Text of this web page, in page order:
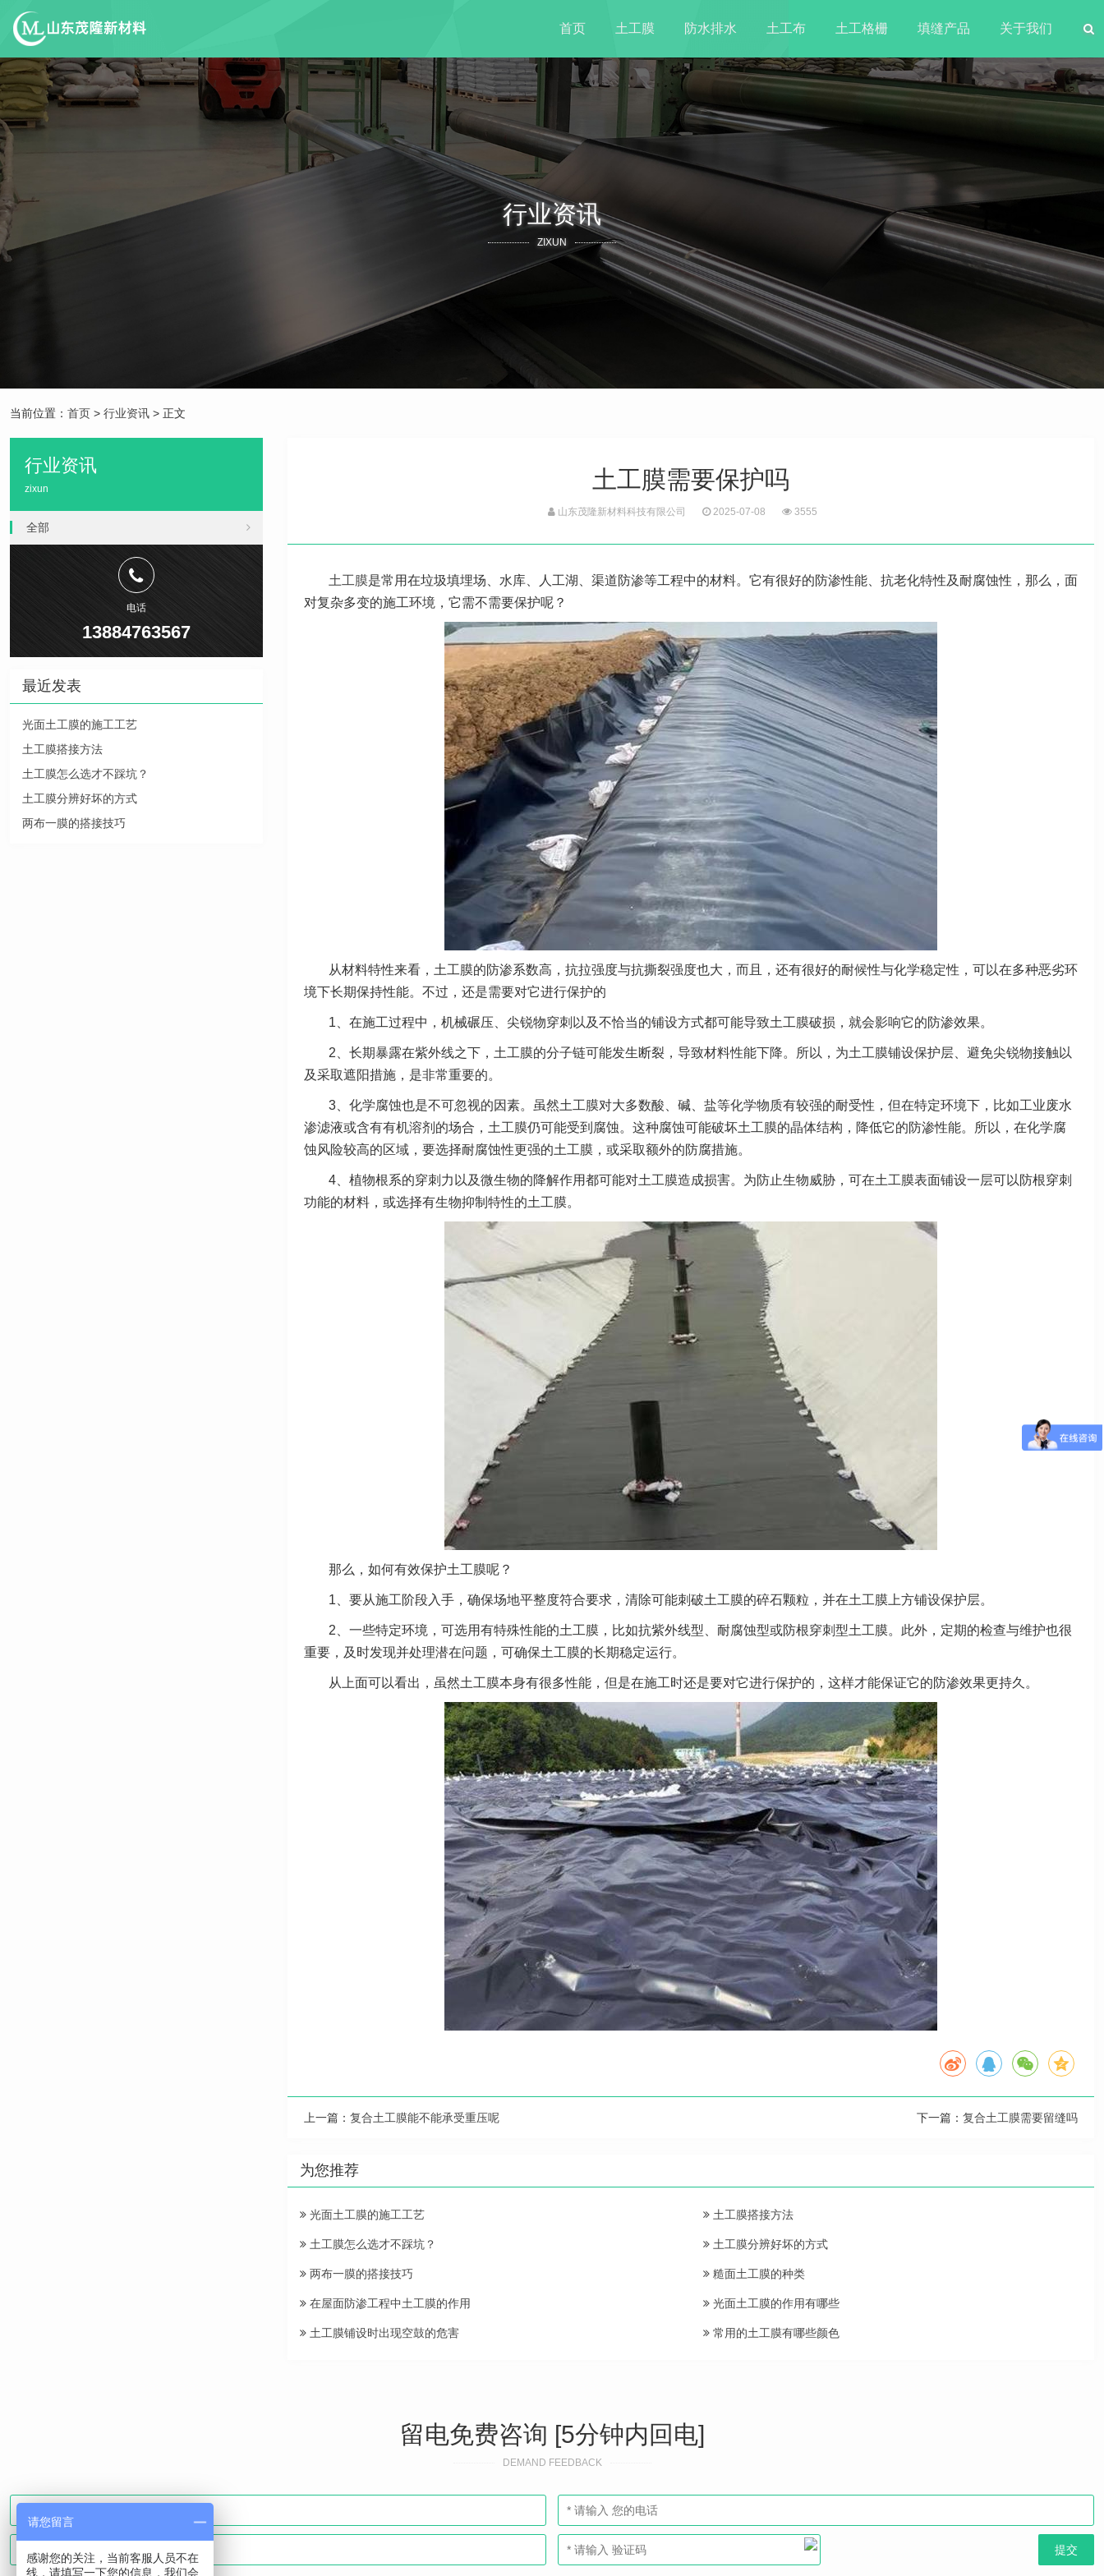
首页 土工膜 防水排水 土工布 土工格栅 填缝产品 关于我们
行业资讯
ZIXUN
当前位置： 首页 > 行业资讯 > 正文
土工膜需要保护吗
山东茂隆新材料科技有限公司 2025-07-08 3555
土工膜是常用在垃圾填埋场、水库、人工湖、渠道防渗等工程中的材料。它有很好的防渗性能、抗老化特性及耐腐蚀性，那么，面
对复杂多变的施工环境，它需不需要保护呢？
从材料特性来看，土工膜的防渗系数高，抗拉强度与抗撕裂强度也大，而且，还有很好的耐候性与化学稳定性，可以在多种恶劣环
境下长期保持性能。不过，还是需要对它进行保护的
1、在施工过程中，机械碾压、尖锐物穿刺以及不恰当的铺设方式都可能导致土工膜破损，就会影响它的防渗效果。
2、长期暴露在紫外线之下，土工膜的分子链可能发生断裂，导致材料性能下降。所以，为土工膜铺设保护层、避免尖锐物接触以
及采取遮阳措施，是非常重要的。
3、化学腐蚀也是不可忽视的因素。虽然土工膜对大多数酸、碱、盐等化学物质有较强的耐受性，但在特定环境下，比如工业废水
渗滤液或含有有机溶剂的场合，土工膜仍可能受到腐蚀。这种腐蚀可能破坏土工膜的晶体结构，降低它的防渗性能。所以，在化学腐
蚀风险较高的区域，要选择耐腐蚀性更强的土工膜，或采取额外的防腐措施。
4、植物根系的穿刺力以及微生物的降解作用都可能对土工膜造成损害。为防止生物威胁，可在土工膜表面铺设一层可以防根穿刺
功能的材料，或选择有生物抑制特性的土工膜。
那么，如何有效保护土工膜呢？
1、要从施工阶段入手，确保场地平整度符合要求，清除可能刺破土工膜的碎石颗粒，并在土工膜上方铺设保护层。
2、一些特定环境，可选用有特殊性能的土工膜，比如抗紫外线型、耐腐蚀型或防根穿刺型土工膜。此外，定期的检查与维护也很
重要，及时发现并处理潜在问题，可确保土工膜的长期稳定运行。
从上面可以看出，虽然土工膜本身有很多性能，但是在施工时还是要对它进行保护的，这样才能保证它的防渗效果更持久。
上一篇： 复合土工膜能不能承受重压呢 下一篇： 复合土工膜需要留缝吗
为您推荐
光面土工膜的施工工艺 土工膜搭接方法
土工膜怎么选才不踩坑？ 土工膜分辨好坏的方式
两布一膜的搭接技巧 糙面土工膜的种类
在屋面防渗工程中土工膜的作用 光面土工膜的作用有哪些
土工膜铺设时出现空鼓的危害 常用的土工膜有哪些颜色
行业资讯
zixun
全部
电话
13884763567
最近发表
光面土工膜的施工工艺
土工膜搭接方法
土工膜怎么选才不踩坑？
土工膜分辨好坏的方式
两布一膜的搭接技巧
留电免费咨询 [5分钟内回电]
DEMAND FEEDBACK
请您留言
感谢您的关注，当前客服人员不在
线，请填写一下您的信息，我们会